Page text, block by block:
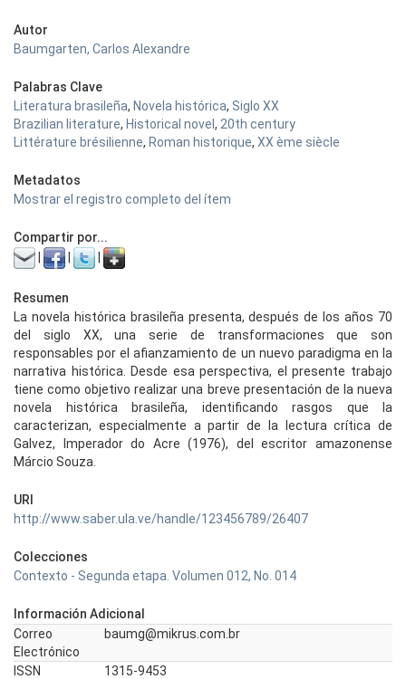
Autor
Baumgarten, Carlos Alexandre
Palabras Clave
Literatura brasileña, Novela histórica, Siglo XX
Brazilian literature, Historical novel , 20th century
Littérature brésilienne, Roman historique, XX ème siècle
Metadatos
Mostrar el registro completo del ítem
Compartir por...
Resumen
La novela histórica brasileña presenta, después de los años 70
del siglo XX, una serie de transformaciones que son
responsables por el afianzamiento de un nuevo paradigma en la
narrativa histórica. Desde esa perspectiva, el presente trabajo
tiene como objetivo realizar una breve presentación de la nueva
novela histórica brasileña, identificando rasgos que la
caracterizan, especialmente a partir de la lectura crítica de
Galvez, Imperador do Acre (1976), del escritor amazonense
Márcio Souza.
URI
http://www.saber.ula.ve/handle/123456789/26407
Colecciones
Contexto - Segunda etapa. Volumen 012, No. 014
Información Adicional
Correo
Electrónico
baumg@mikrus.com.br
ISSN 1315-9453